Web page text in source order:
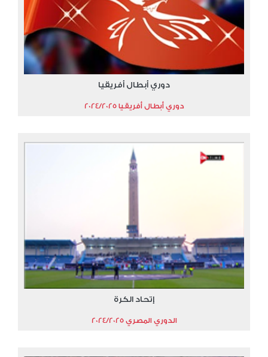
دوري أبطال أفريقيا
دوري أبطال أفريقيا 2024/2025
إتحاد الكرة
الدوري المصري 2024/2025